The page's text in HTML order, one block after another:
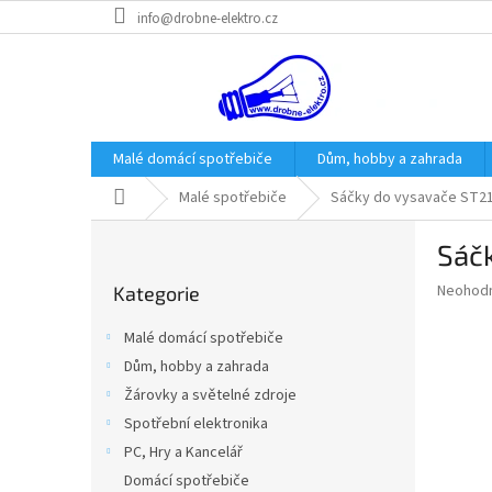
na
info@drobne-elektro.cz
Malé domácí spotřebiče Dům, hobby a zahrada
Domů Malé spotřebiče Sáčky do vysavače ST21
kategorie
Kategorie
Malé domácí spotřebiče
Dům, hobby a zahrada
Žárovky a světelné zdroje
Spotřební elektronika
PC, Hry a Kancelář
Domácí spotřebiče